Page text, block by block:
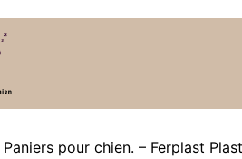
Paniers pour chien. – Ferplast